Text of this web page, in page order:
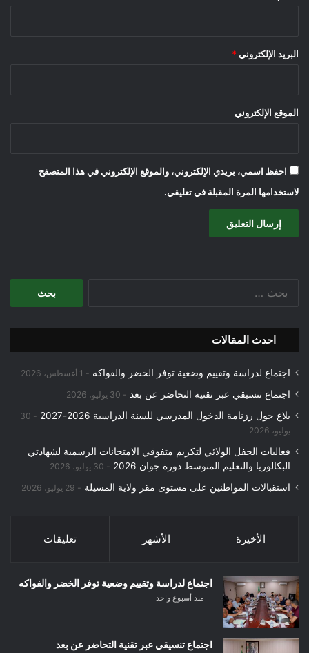
البريد الإلكتروني *
الموقع الإلكتروني
احفظ اسمي، بريدي الإلكتروني، والموقع الإلكتروني في هذا المتصفح
لاستخدامها المرة المقبلة في تعليقي.
احدث المقالات
اجتماع لدراسة وتقييم وضعية توفر الخضر والفواكه 1 أغسطس، 2026
اجتماع تنسيقي عبر تقنية التحاضر عن بعد 30 يوليو، 2026
بلاغ حول رزنامة الدخول المدرسي للسنة الدراسية 2026-2027
30
يوليو، 2026
فعاليات الحفل الولائي لتكريم متفوقي الامتحانات الرسمية لشهادتي
البكالوريا والتعليم المتوسط دورة جوان 2026
30 يوليو، 2026
استقبالات المواطنين على مستوى مقر ولاية المسيلة 29 يوليو، 2026
الأخيرة الأشهر تعليقات
اجتماع لدراسة وتقييم وضعية توفر الخضر والفواكه
منذ أسبوع واحد
اجتماع تنسيقي عبر تقنية التحاضر عن بعد